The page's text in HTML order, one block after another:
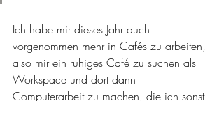
Ich habe mir dieses Jahr auch
vorgenommen mehr in Cafés zu arbeiten,
also mir ein ruhiges Café zu suchen als
Workspace und dort dann
Computerarbeit zu machen, die ich sonst